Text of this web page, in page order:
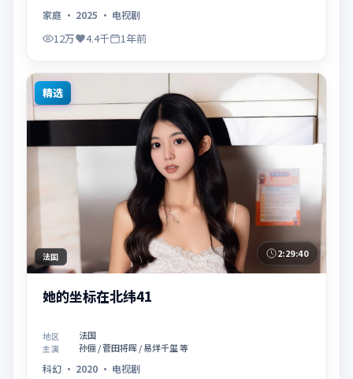
家庭 · 2025 · 电视剧
12万 4.4千 1年前
精选
法国 2:29:40
她的坐标在北纬41
地区 法国
主演 孙俪 / 菅田将晖 / 易烊千玺 等
科幻 · 2020 · 电视剧